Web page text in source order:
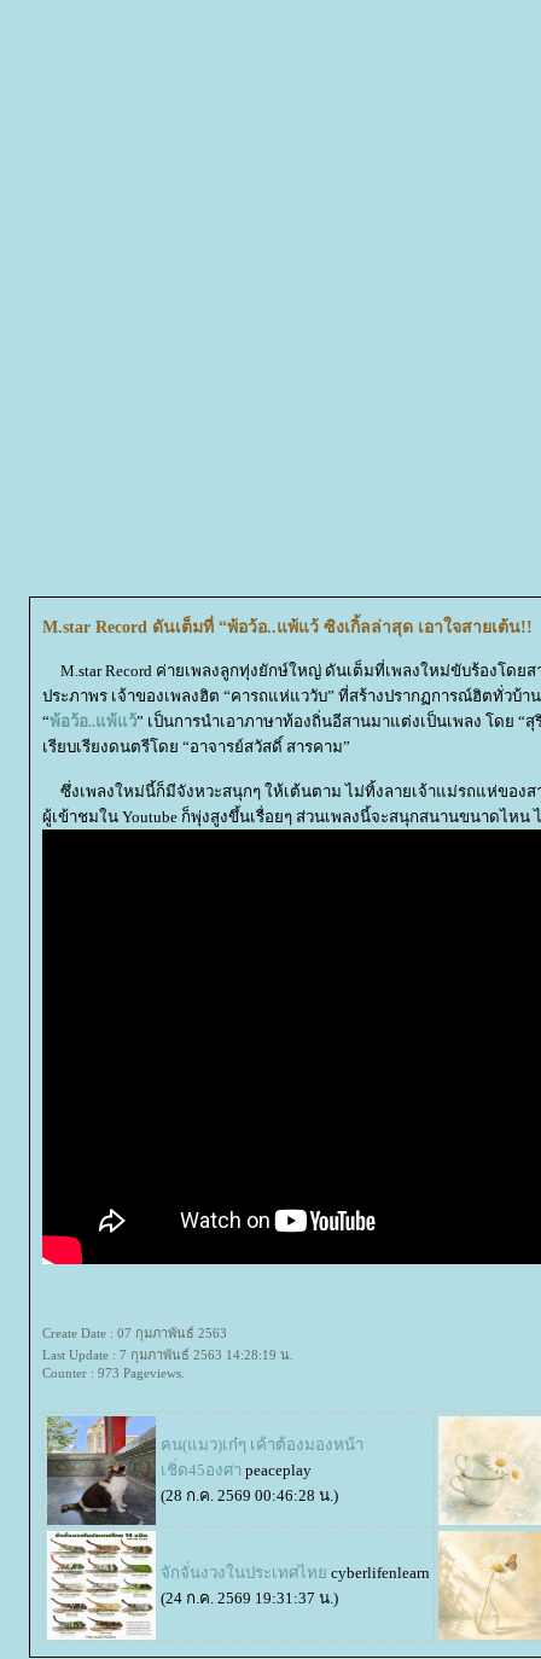
M.star Record ดันเต็มที่ “พ้อว้อ..แพ้แว้ ซิงเกิ้ลล่าสุด เอาใจสายเต้น!!
M.star Record ค่ายเพลงลูกทุ่งยักษ์ใหญ่ ดันเต็มที่เพลงใหม่ขับร้องโดยส
ประภาพร เจ้าของเพลงฮิต “คารถแห่แววับ” ที่สร้างปรากฏการณ์ฮิตทั่วบ้า
“พ้อว้อ..แพ้แว้” เป็นการนำเอาภาษาท้องถิ่นอีสานมาแต่งเป็นเพลง โดย “
เรียบเรียงดนตรีโดย “อาจารย์สวัสดิ์ สารคาม”
ซึ่งเพลงใหม่นี้ก็มีจังหวะสนุกๆ ให้เต้นตาม ไม่ทิ้งลายเจ้าแม่รถแห่ของส
ผู้เข้าชมใน Youtube ก็พุ่งสูงขึ้นเรื่อยๆ ส่วนเพลงนี้จะสนุกสนานขนาดไหน
Create Date : 07 กุมภาพันธ์ 2563
Last Update : 7 กุมภาพันธ์ 2563 14:28:19 น.
Counter : 973 Pageviews.
คน(แมว)เก๋ๆ เค้าต้องมองหน้า
เชิ่ด45องศา peaceplay
(28 ก.ค. 2569 00:46:28 น.)
จักจั่นงวงในประเทศไท cyberlifenlearn
(24 ก.ค. 2569 19:31:37 น.)